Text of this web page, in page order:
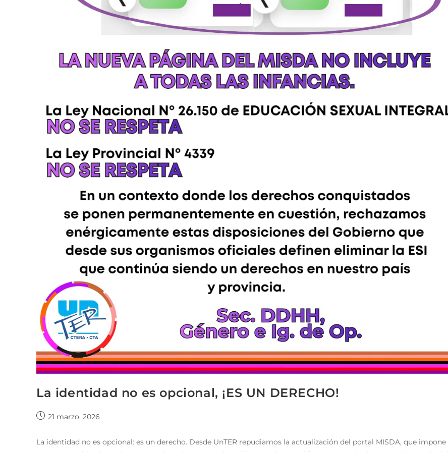
La identidad no es opcional, ¡ES UN DERECHO!
21 marzo, 2026
La identidad no es opcional: es un derecho. Desde UnTER repudiamos la actualización del portal MISDA, que impone